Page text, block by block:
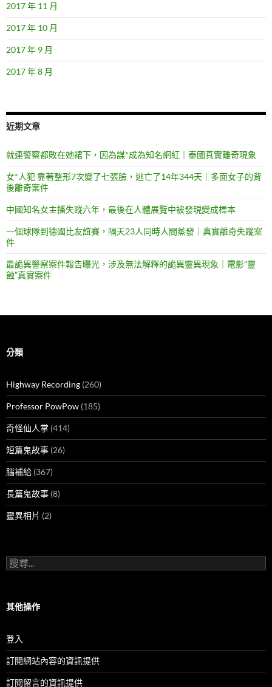
2017 年 11 月
2017 年 10 月
2017 年 9 月
2017 年 8 月
近期文章
就連警察都敗在她裙下，因為謀*成為知名網紅｜泰國真實離奇現象
女*人犯 靠著整形7次變了七張臉，逃亡了14年344天｜多面女子的背
後離奇案件
中國知名女主播失蹤六年，最後在人體展覽中被發現變成標本
一個球隊到德國比友誼賽，隔天23人同時人間蒸發｜真實離奇失蹤案
件
最詭異警察案件報告曝光，涉及無法解釋的詭異靈異現象｜電影”靈
蝕”真實案件
分類
Highway Recording (260)
Professor PowPow (185)
奇怪仙人掌 (414)
短篇鬼故事 (26)
腦補給 (367)
長篇鬼故事 (8)
靈異相片 (2)
搜
尋
字:
其他操作
登入
訂閱網站內容的資訊提供
訂閱留言的資訊提供